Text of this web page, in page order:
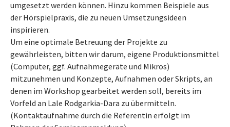
umgesetzt werden können. Hinzu kommen Beispiele aus
der Hörspielpraxis, die zu neuen Umsetzungsideen
inspirieren.
Um eine optimale Betreuung der Projekte zu
gewährleisten, bitten wir darum, eigene Produktionsmittel
(Computer, ggf. Aufnahmegeräte und Mikros)
mitzunehmen und Konzepte, Aufnahmen oder Skripts, an
denen im Workshop gearbeitet werden soll, bereits im
Vorfeld an Lale Rodgarkia-Dara zu übermitteln.
(Kontaktaufnahme durch die Referentin erfolgt im